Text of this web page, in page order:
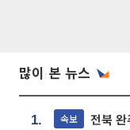
많이 본 뉴스
1. 속보 전북